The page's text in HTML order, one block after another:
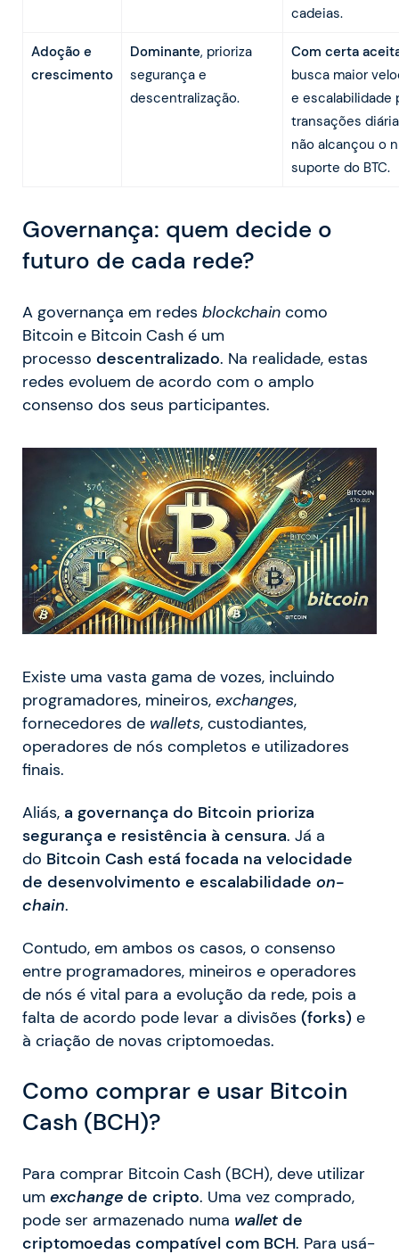
cadeias.
Adoção e
crescimento
Dominante, prioriza
segurança e
descentralização.
Com certa
busca maior
e escalabilidade
transações
não alcançou o
suporte do BTC.
Governança: quem decide o
futuro de cada rede?
A governança em redes blockchain como
Bitcoin e Bitcoin Cash é um
processo descentralizado. Na realidade, estas
redes evoluem de acordo com o amplo
consenso dos seus participantes.
Existe uma vasta gama de vozes, incluindo
programadores, mineiros, exchanges,
fornecedores de wallets, custodiantes,
operadores de nós completos e utilizadores
finais.
Aliás, a governança do Bitcoin prioriza
segurança e resistência à censura. Já a
do Bitcoin Cash está focada na velocidade
de desenvolvimento e escalabilidade on-
chain.
Contudo, em ambos os casos, o consenso
entre programadores, mineiros e operadores
de nós é vital para a evolução da rede, pois a
falta de acordo pode levar a divisões (forks) e
à criação de novas criptomoedas.
Como comprar e usar Bitcoin
Cash (BCH)?
Para comprar Bitcoin Cash (BCH), deve utilizar
um exchange de cripto. Uma vez comprado,
pode ser armazenado numa wallet de
criptomoedas compatível com BCH. Para usá-